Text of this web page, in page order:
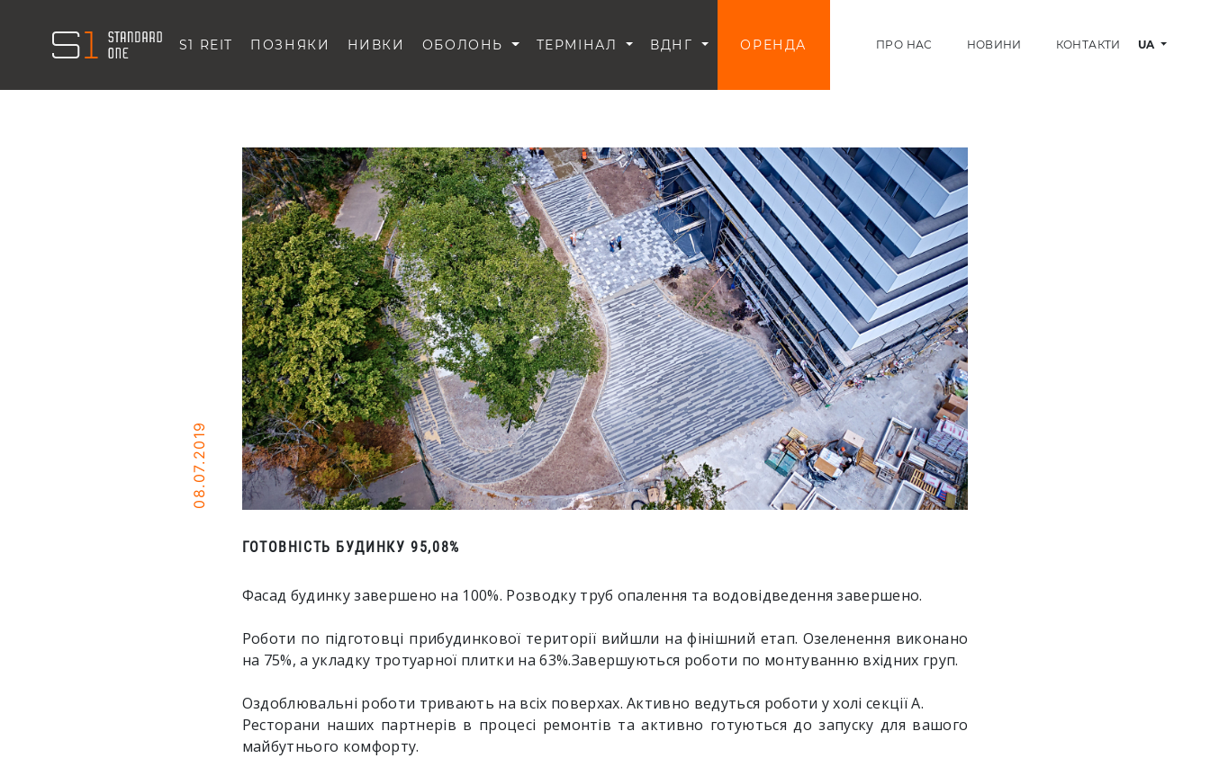
S1 REIT ПОЗНЯКИ НИВКИ ОБОЛОНЬ ТЕРМІНАЛ ВДНГ ОРЕНДА ПРО НАС НОВИНИ КОНТАКТИ UA
08.07.2019
ГОТОВНІСТЬ БУДИНКУ 95,08%
Фасад будинку завершено на 100%. Розводку труб опалення та водовідведення завершено.
Роботи по підготовці прибудинкової території вийшли на фінішний етап. Озеленення виконано
на 75%, а укладку тротуарної плитки на 63%.Завершуються роботи по монтуванню вхідних груп.
Оздоблювальні роботи тривають на всіх поверхах. Активно ведуться роботи у холі секції А.
Ресторани наших партнерів в процесі ремонтів та активно готуються до запуску для вашого
майбутнього комфорту.